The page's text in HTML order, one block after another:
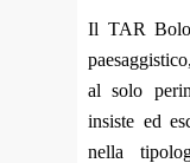
Il TAR
al solo
insiste ed
nella